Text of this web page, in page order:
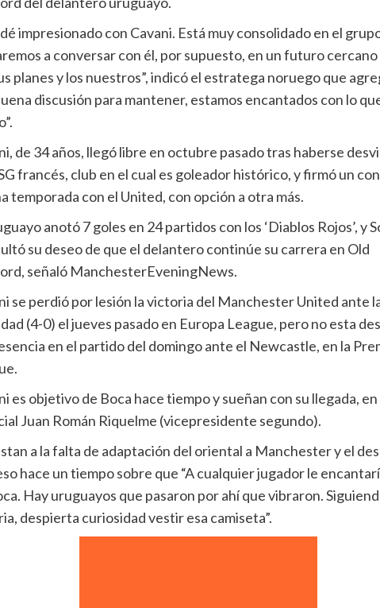
impresionado con Cavani. Está muy consolidado en el
a conversar con él, por supuesto, en un futuro cercano
planes y los nuestros”, indicó el estratega noruego que
discusión para mantener, estamos encantados con lo
de 34 años, llegó libre en octubre pasado tras haberse
francés, club en el cual es goleador histórico, y firmó un
temporada con el United, con opción a otra más.
anotó 7 goles en 24 partidos con los ‘Diablos Rojos’, y
su deseo de que el delantero continúe su carrera en Old
señaló ManchesterEveningNews.
se perdió por lesión la victoria del Manchester United ante
(4-0) el jueves pasado en Europa League, pero no esta
en el partido del domingo ante el Newcastle, en la
es objetivo de Boca hace tiempo y sueñan con su llegada, en
Juan Román Riquelme (vicepresidente segundo).
a la falta de adaptación del oriental a Manchester y el
hace un tiempo sobre que “A cualquier jugador le
Hay uruguayos que pasaron por ahí que vibraron.
despierta curiosidad vestir esa camiseta”.